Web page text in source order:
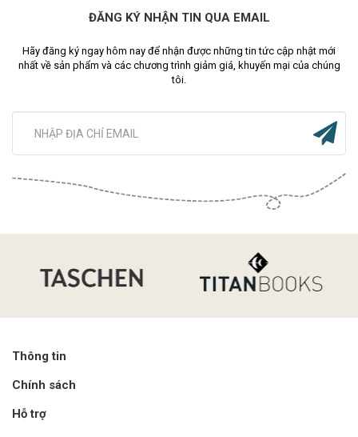
ĐĂNG KÝ NHẬN TIN QUA EMAIL
Hãy đăng ký ngay hôm nay để nhận được những tin tức cập nhật mới
nhất về sản phẩm và các chương trình giảm giá, khuyến mại của chúng
tôi.
Thông tin
Chính sách
Hỗ trợ